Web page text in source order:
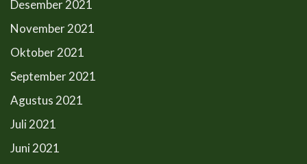
Desember 2021
November 2021
Oktober 2021
September 2021
Agustus 2021
Juli 2021
Juni 2021